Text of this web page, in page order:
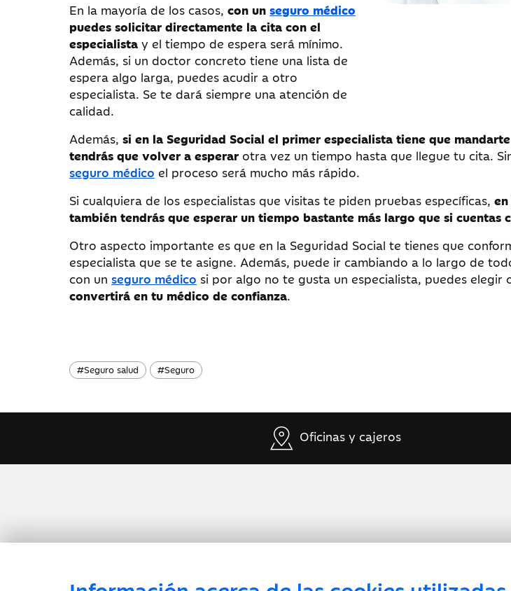
En la mayoría de los casos, con un seguro médico
puedes solicitar directamente la cita con el
especialista y el tiempo de espera será mínimo.
Además, si un doctor concreto tiene una lista de
espera algo larga, puedes acudir a otro
especialista. Se te dará siempre una atención de
calidad.
Además, si en la Seguridad Social el primer especialista tiene que
tendrás que volver a esperar otra vez un tiempo hasta que llegue tu cita.
seguro médico el proceso será mucho más rápido.
Si cualquiera de los especialistas que visitas te piden pruebas específicas,
también tendrás que esperar un tiempo bastante más largo que si cuentas
Otro aspecto importante es que en la Seguridad Social te tienes que
especialista que se te asigne. Además, puede ir cambiando a lo largo de
con un seguro médico si por algo no te gusta un especialista, puedes elegir
convertirá en tu médico de confianza.
Seguro salud
# Seguro
#
Oficinas y cajeros